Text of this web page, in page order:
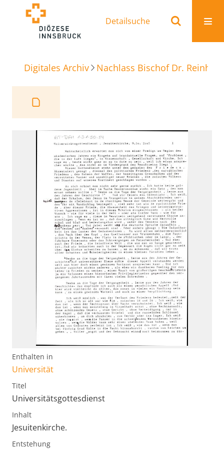
Detailsuche
Digitales Archiv Nachlass Bischof Dr.
Enthalten in
Universität
Titel
Universitätsgottesdienst
Inhalt
Jesuitenkirche.
Entstehung